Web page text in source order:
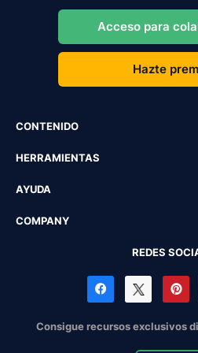
Acceso para
Hazte
CONTENIDO
HERRAMIENTAS
AYUDA
COMPANY
REDES
Consigue recursos exclusivos